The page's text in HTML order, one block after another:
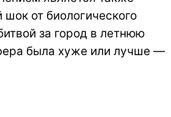
от биологического
за город в летнюю
была хуже или лучше —